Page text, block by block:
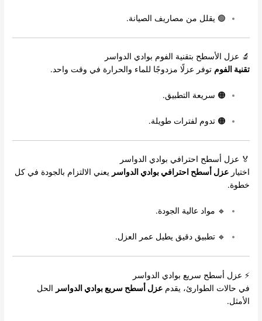
🟢 يقلل من مصاريف الصيانة.
🔬 عزل الأسطح بتقنية الفوم بوادي الدواسر
تقنية الفوم توفر عزلًا مزدوجًا للماء والحرارة في وقت واحد.
🟠 سريعة التطبيق.
🟠 تدوم لفترات طويلة.
🏅 عزل أسطح احترافي بوادي الدواسر
اختيارعزل أسطح احترافي بوادي الدواسر يعني الالتزام بالجودة في كل
خطوة.
🔹 مواد عالية الجودة.
🔹 تطبيق دقيق يطيل عمر العزل.
⚡ عزل أسطح سريع بوادي الدواسر
في حالات الطوارئ، يقدمعزل أسطح سريع بوادي الدواسر الحل
الأمثل.